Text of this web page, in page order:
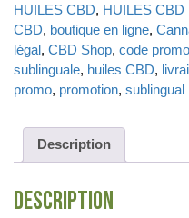
HUILES CBD, HUILES CBD
CBD, boutique en ligne,
légal, CBD Shop, code promo
sublinguale, huiles CBD,
promo, promotion, sublingual
Description
Description